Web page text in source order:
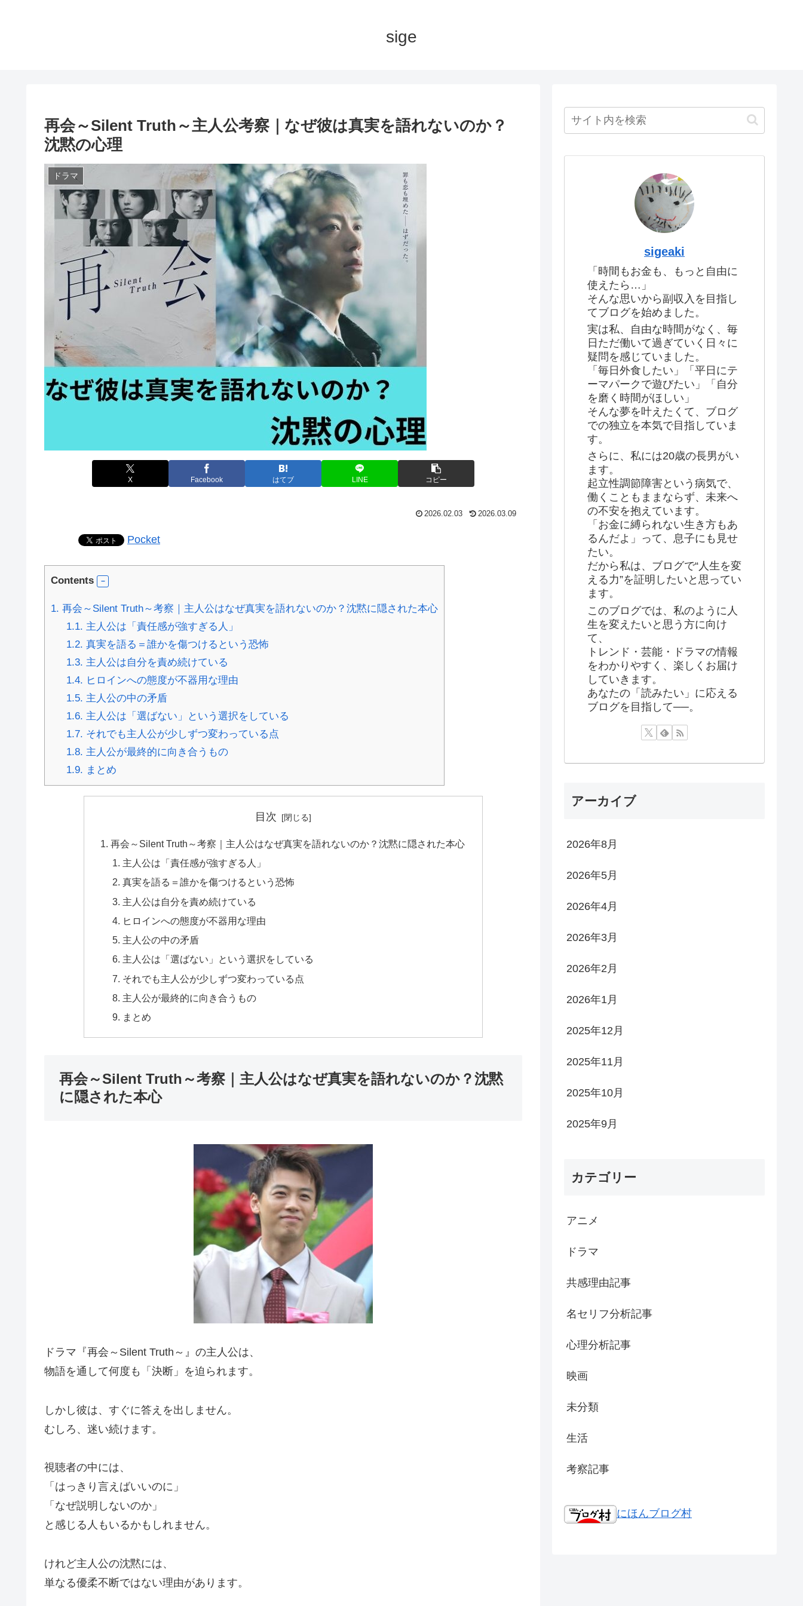
sige
再会～Silent Truth～主人公考察｜なぜ彼は真実を語れないのか？
沈黙の心理
ドラマ
X Facebook はてブ LINE コピー
2026.02.03 2026.03.09
Pocket
Contents
1. 再会～Silent Truth～考察｜主人公はなぜ真実を語れないのか？沈黙に隠された本心
1.1. 主人公は「責任感が強すぎる人」
1.2. 真実を語る＝誰かを傷つけるという恐怖
1.3. 主人公は自分を責め続けている
1.4. ヒロインへの態度が不器用な理由
1.5. 主人公の中の矛盾
1.6. 主人公は「選ばない」という選択をしている
1.7. それでも主人公が少しずつ変わっている点
1.8. 主人公が最終的に向き合うもの
1.9. まとめ
目次
再会～Silent Truth～考察｜主人公はなぜ真実を語れないのか？沈黙に隠された本心
主人公は「責任感が強すぎる人」
真実を語る＝誰かを傷つけるという恐怖
主人公は自分を責め続けている
ヒロインへの態度が不器用な理由
主人公の中の矛盾
主人公は「選ばない」という選択をしている
それでも主人公が少しずつ変わっている点
主人公が最終的に向き合うもの
まとめ
再会～Silent Truth～考察｜主人公はなぜ真実を語れないのか？沈黙
に隠された本心
ドラマ『再会～Silent Truth～』の主人公は、
物語を通して何度も「決断」を迫られます。
しかし彼は、すぐに答えを出しません。
むしろ、迷い続けます。
視聴者の中には、
「はっきり言えばいいのに」
「なぜ説明しないのか」
と感じる人もいるかもしれません。
けれど主人公の沈黙には、
単なる優柔不断ではない理由があります。
sigeaki
「時間もお金も、もっと自由に
使えたら…」
そんな思いから副収入を目指し
てブログを始めました。
実は私、自由な時間がなく、毎
日ただ働いて過ぎていく日々に
疑問を感じていました。
「毎日外食したい」「平日にテ
ーマパークで遊びたい」「自分
を磨く時間がほしい」
そんな夢を叶えたくて、ブログ
での独立を本気で目指していま
す。
さらに、私には20歳の長男がい
ます。
起立性調節障害という病気で、
働くこともままならず、未来へ
の不安を抱えています。
「お金に縛られない生き方もあ
るんだよ」って、息子にも見せ
たい。
だから私は、ブログで“人生を変
える力”を証明したいと思ってい
ます。
このブログでは、私のように人
生を変えたいと思う方に向け
て、
トレンド・芸能・ドラマの情報
をわかりやすく、楽しくお届け
していきます。
あなたの「読みたい」に応える
ブログを目指して──。
アーカイブ
2026年8月
2026年5月
2026年4月
2026年3月
2026年2月
2026年1月
2025年12月
2025年11月
2025年10月
2025年9月
カテゴリー
アニメ
ドラマ
共感理由記事
名セリフ分析記事
心理分析記事
映画
未分類
生活
考察記事
にほんブログ村